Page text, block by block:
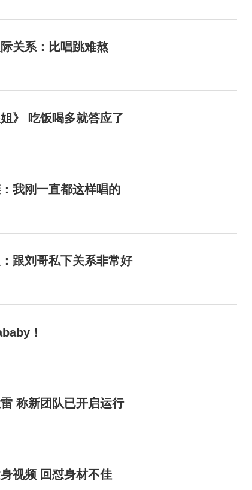
关系：比唱跳难熬
》 吃饭喝多就答应了
我刚一直都这样唱的
跟刘哥私下关系非常好
！
称新团队已开启运行
视频 回怼身材不佳